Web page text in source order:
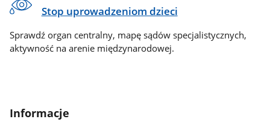
Stop uprowadzeniom dzieci
Sprawdź organ centralny, mapę sądów specjalistycznych,
aktywność na arenie międzynarodowej.
Informacje